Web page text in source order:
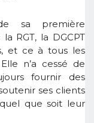
sa première
RGT, la DGCPT
et ce à tous les
n’a cessé de
fournir des
ses clients
que soit leur